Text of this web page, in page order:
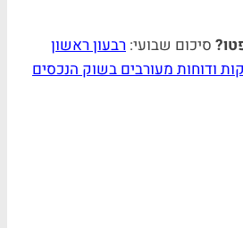
סיכום שבועי: רבעון ראשון
ודוחות מעורבים בשוק הנכסים